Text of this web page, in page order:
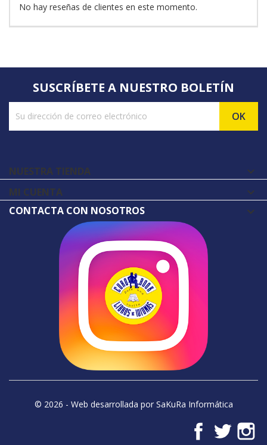
No hay reseñas de clientes en este momento.
SUSCRÍBETE A NUESTRO BOLETÍN
NUESTRA TIENDA 
MI CUENTA 
CONTACTA CON NOSOTROS
© 2026 - Web desarrollada por SaKuRa Informática